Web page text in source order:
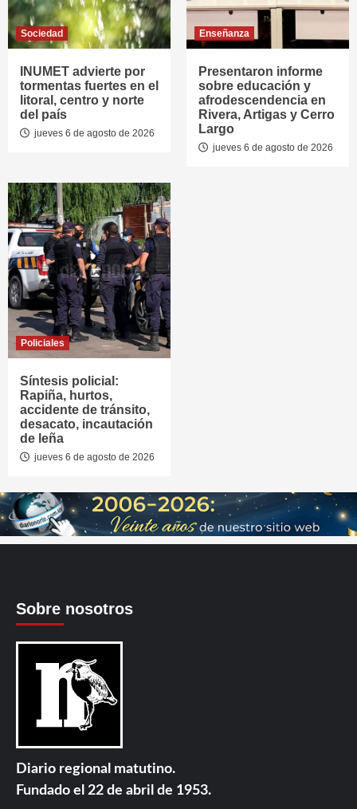
Sociedad
INUMET advierte por
tormentas fuertes en el
litoral, centro y norte
del país
jueves 6 de agosto de 2026
Enseñanza
Presentaron informe
sobre educación y
afrodescendencia en
Rivera, Artigas y Cerro
Largo
jueves 6 de agosto de 2026
Policiales
Síntesis policial:
Rapiña, hurtos,
accidente de tránsito,
desacato, incautación
de leña
jueves 6 de agosto de 2026
Sobre nosotros
Diario regional matutino.
Fundado el 22 de abril de 1953.